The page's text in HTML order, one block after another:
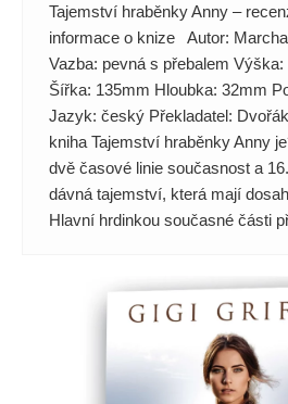
Tajemství hraběnky Anny –
informace o knize Autor:
Vazba: pevná s přebalem Výška:
Šířka: 135mm Hloubka: 32mm
Jazyk: český Překladatel:
kniha Tajemství hraběnky Anny
dvě časové linie současnost a
dávná tajemství, která mají
Hlavní hrdinkou současné části